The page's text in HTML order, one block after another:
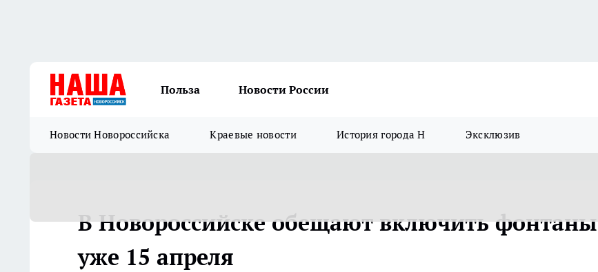
Польза Новости России
Новости Новороссийска Краевые новости История города Н Эксклюзив
В Новороссийске обещают включить фонтаны
уже 15 апреля